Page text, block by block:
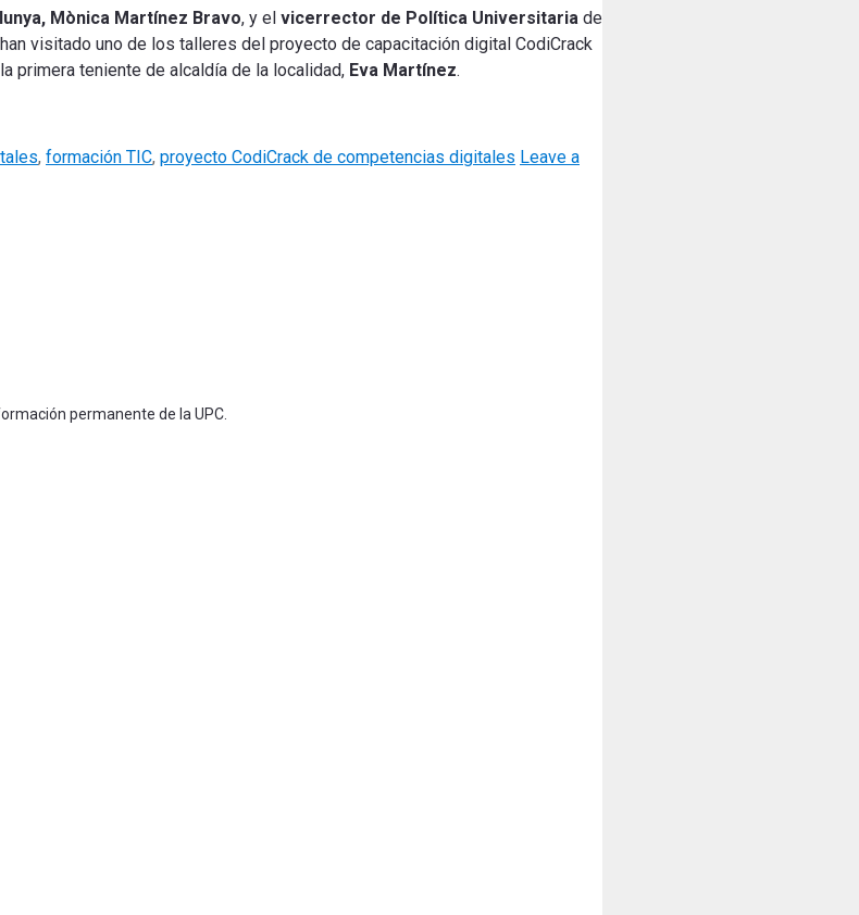
Mònica Martínez Bravo, y el vicerrector de Política Universitaria de
visitado uno de los talleres del proyecto de capacitación digital CodiCrack
primera teniente de alcaldía de la localidad, Eva Martínez.
, formación TIC, proyecto CodiCrack de competencias digitales Leave a
permanente de la UPC.